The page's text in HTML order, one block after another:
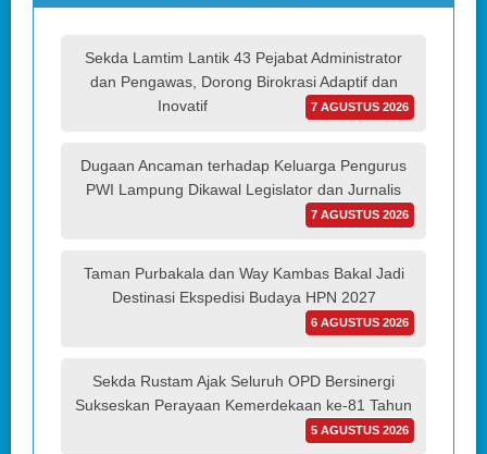
Sekda Lamtim Lantik 43 Pejabat Administrator
dan Pengawas, Dorong Birokrasi Adaptif dan
Inovatif
7 AGUSTUS 2026
Dugaan Ancaman terhadap Keluarga Pengurus
PWI Lampung Dikawal Legislator dan Jurnalis
7 AGUSTUS 2026
Taman Purbakala dan Way Kambas Bakal Jadi
Destinasi Ekspedisi Budaya HPN 2027
6 AGUSTUS 2026
Sekda Rustam Ajak Seluruh OPD Bersinergi
Sukseskan Perayaan Kemerdekaan ke-81 Tahun
5 AGUSTUS 2026